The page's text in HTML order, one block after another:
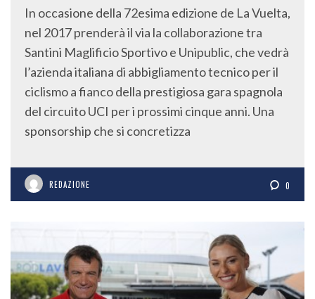
In occasione della 72esima edizione de La Vuelta,
nel 2017 prenderà il via la collaborazione tra
Santini Maglificio Sportivo e Unipublic, che vedrà
l’azienda italiana di abbigliamento tecnico per il
ciclismo a fianco della prestigiosa gara spagnola
del circuito UCI per i prossimi cinque anni. Una
sponsorship che si concretizza
REDAZIONE 0